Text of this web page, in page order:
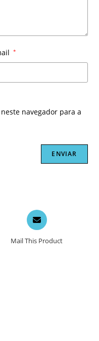
*
navegador para a
Opens
in
a
new
Mail This Product